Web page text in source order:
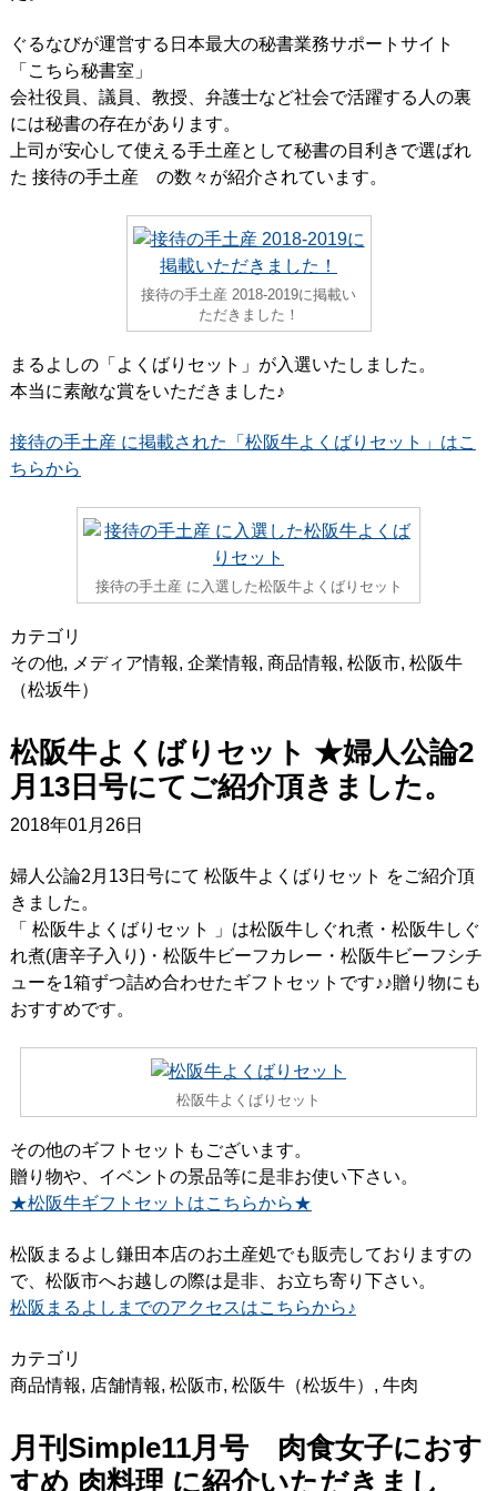
ぐるなびが運営する日本最大の秘書業務サポートサイト
「こちら秘書室」
会社役員、議員、教授、弁護士など社会で活躍する人の裏
には秘書の存在があります。
上司が安心して使える手土産として秘書の目利きで選ばれ
た 接待の手土産 の数々が紹介されています。
接待の手土産 2018-2019に掲載い
ただきました！
まるよしの「よくばりセット」が入選いたしました。
本当に素敵な賞をいただきました♪
接待の手土産 に掲載された「松阪牛よくばりセット」はこ
ちらから
接待の手土産 に入選した松阪牛よくばりセット
カテゴリ
その他, メディア情報, 企業情報, 商品情報, 松阪市, 松阪牛
（松坂牛）
松阪牛よくばりセット ★婦人公論2
月13日号にてご紹介頂きました。
2018年01月26日
婦人公論2月13日号にて 松阪牛よくばりセット をご紹介頂
きました。
「 松阪牛よくばりセット 」は松阪牛しぐれ煮・松阪牛しぐ
れ煮(唐辛子入り)・松阪牛ビーフカレー・松阪牛ビーフシチ
ューを1箱ずつ詰め合わせたギフトセットです♪♪贈り物にも
おすすめです。
松阪牛よくばりセット
その他のギフトセットもございます。
贈り物や、イベントの景品等に是非お使い下さい。
★松阪牛ギフトセットはこちらから★
松阪まるよし鎌田本店のお土産処でも販売しておりますの
で、松阪市へお越しの際は是非、お立ち寄り下さい。
松阪まるよしまでのアクセスはこちらから♪
カテゴリ
商品情報, 店舗情報, 松阪市, 松阪牛（松坂牛） , 牛肉
月刊Simple11月号 肉食女子におす
すめ 肉料理 に紹介いただきまし